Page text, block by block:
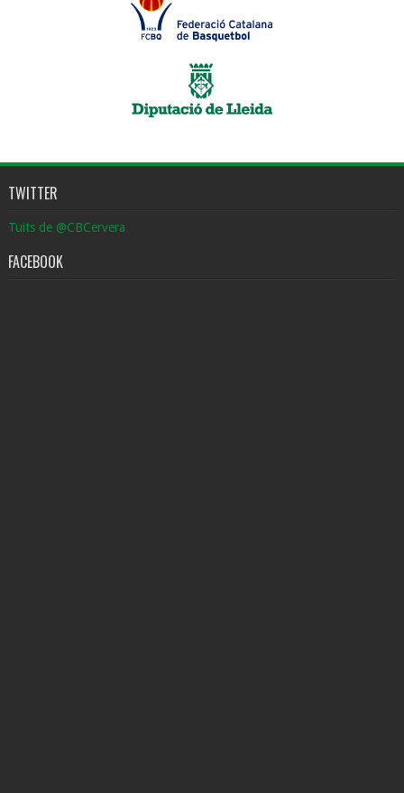
TWITTER
Tuits de @CBCervera
FACEBOOK